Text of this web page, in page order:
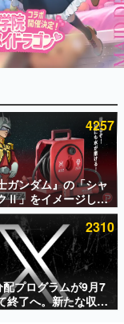
ー数万以上！ などな
渾身の“殿堂入り”記
4257
ガンダム』の「シャ
Ⅱ」をイメージした
リールが予約開始。
ャアのパーソナルマ
ン公国軍のエンブレ
号などを配置
2310
プログラムが9月7
終了へ。新たな収益
Content